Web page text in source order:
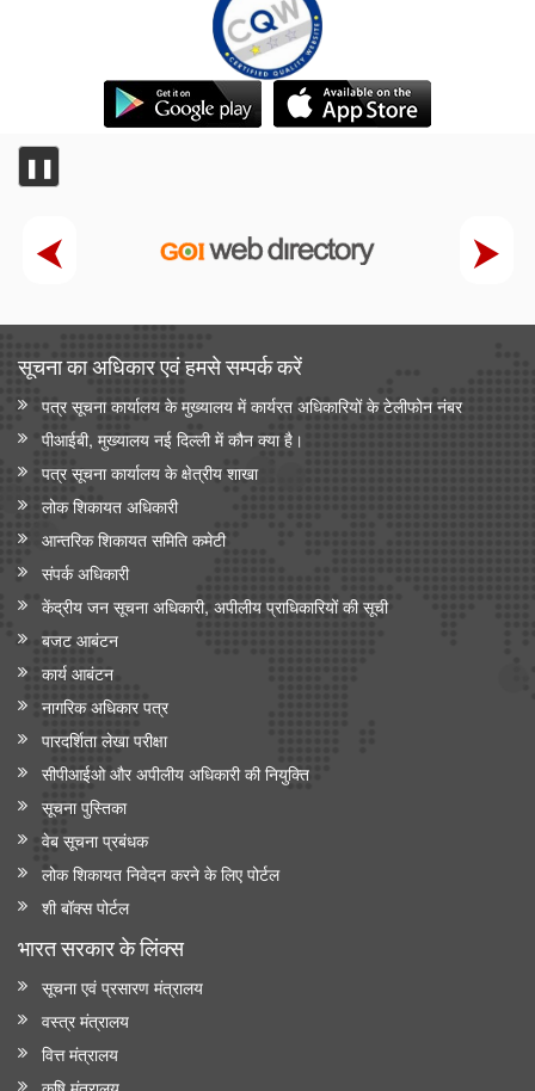
❚❚
सूचना का अधिकार एवं हमसे सम्‍पर्क करें
पत्र सूचना कार्यालय के मुख्यालय में कार्यरत अधिकारियों के टेलीफोन नंबर
पीआईबी, मुख्यालय नई दिल्ली में कौन क्या है।
पत्र सूचना कार्यालय के क्षेत्रीय शाखा
लोक शिकायत अधिकारी
आन्‍तरिक शिकायत समिति कमेटी
संपर्क अधिकारी
केंद्रीय जन सूचना अधिकारी, अपीलीय प्राधिकारियों की सूची
बजट आबंटन
कार्य आबंटन
नागरिक अधिकार पत्र
पारदर्शिता लेखा परीक्षा
सीपीआईओ और अपी‍लीय अधिकारी की नियुक्ति
सूचना पुस्तिका
वेब सूचना प्रबंधक
लोक शिकायत निवेदन करने के लिए पोर्टल
शी बॉक्स पोर्टल
भारत सरकार के लिंक्‍स
सूचना एवं प्रसारण मंत्रालय
वस्त्र मंत्रालय
वित्त मंत्रालय